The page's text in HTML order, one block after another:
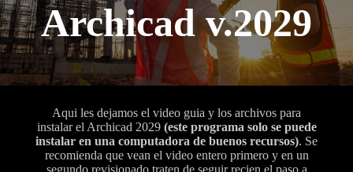
Archicad v.2029
Aqui les dejamos el video guia y los archivos para
instalar el Archicad 2029 (este programa solo se puede
instalar en una computadora de buenos recursos). Se
recomienda que vean el video entero primero y en un
segundo revisionado traten de seguir recien el paso a